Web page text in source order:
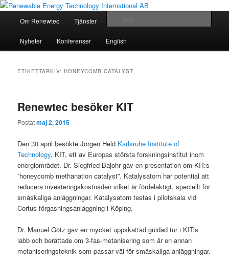
Renewable Energy Technology
For a better world
Hoppa
till
Hoppa
till
Om Renewtec Tjänster
Nyheter Konferenser English
ETIKETTARKIV:HONEYCOMB CATALYST
Renewtec besöker KIT
Postatmaj 2, 2015
Den 30 april besökte Jörgen Held Karlsruhe Institute of
Technology, KIT, ett av Europas största forskningsinstitut inom
energiområdet. Dr. Siegfried Bajohr gav en presentation om KIT:s
”honeycomb methanation catalyst”. Katalysatorn har potential att
reducera investeringskostnaden vilket är fördelaktigt, speciellt för
småskaliga anläggningar. Katalysatorn testas i pilotskala vid
Cortus förgasningsanläggning i Köping.
Dr. Manuel Götz gav en mycket uppskattad guidad tur i KIT:s
labb och berättade om 3-fas-metanisering som är en annan
metaniseringsteknik som passar väl för småskaliga anläggningar.